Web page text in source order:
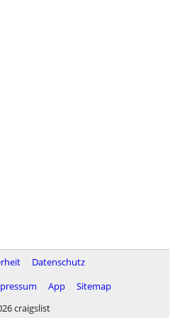
Datenschutz
App
Sitemap
craigslist